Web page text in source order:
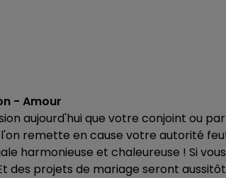
- Amour
aujourd'hui que votre conjoint ou
remette en cause votre autorité
harmonieuse et chaleureuse ! Si
des projets de mariage seront